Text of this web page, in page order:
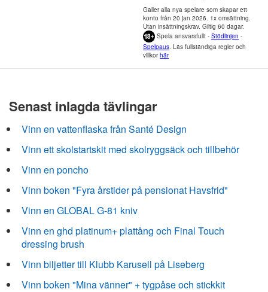
Gäller alla nya spelare som skapar ett
konto från 20 jan 2026. 1x omsättning.
Utan insättningskrav. Giltig 60 dagar.
Spela ansvarsfullt - Stödlinjen -
Spelpaus. Läs fullständiga regler och
villkorhär
Senast inlagda tävlingar
Vinn en vattenflaska från Santé Design
Vinn ett skolstartskit med skolryggsäck och tillbehör
Vinn en poncho
Vinn boken "Fyra årstider på pensionat Havsfrid"
Vinn en GLOBAL G-81 kniv
Vinn en ghd platinum+ plattång och Final Touch
dressing brush
Vinn biljetter till Klubb Karusell på Liseberg
Vinn boken "Mina vänner" + tygpåse och stickkit